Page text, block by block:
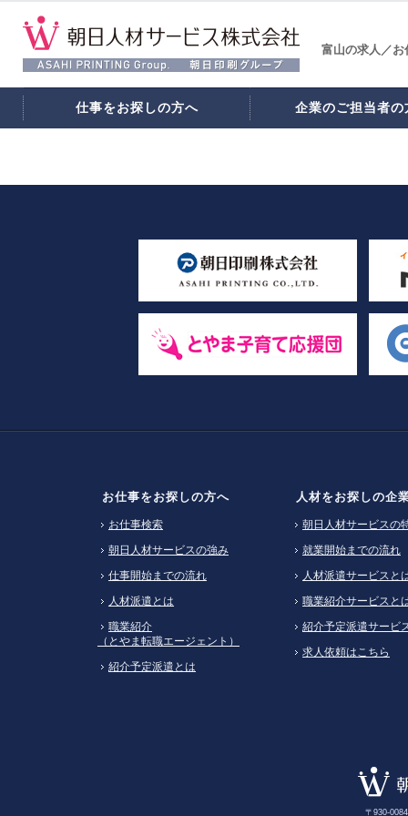
富山の求人／
仕事をお探しの方へ 企業のご担当者の
お仕事をお探しの方へ
お仕事検索
朝日人材サービスの強み
仕事開始までの流れ
人材派遣とは
職業紹介
（とやま転職エージェント）
紹介予定派遣とは
人材をお探しの企
朝日人材サービスの
就業開始までの流れ
人材派遣サービスと
職業紹介サービスと
紹介予定派遣サービ
求人依頼はこちら
〒930-0084